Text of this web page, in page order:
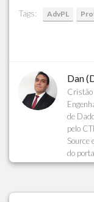
Tags: AdvPL
Dan
Cristão
de
pelo
Source
do